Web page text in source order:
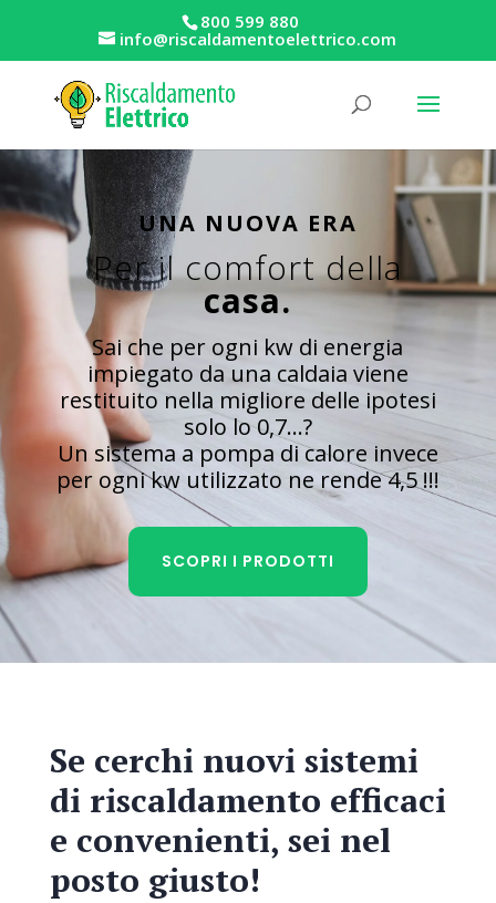
800 599 880
info@riscaldamentoelettrico.com
UNA NUOVA ERA
Per il comfort della
casa.
Sai che per ogni kw di energia
impiegato da una caldaia viene
restituito nella migliore delle ipotesi
solo lo 0,7…?
Un sistema a pompa di calore invece
per ogni kw utilizzato ne rende 4,5 !!!
SCOPRI I PRODOTTI
Se cerchi nuovi sistemi
di riscaldamento efficaci
e convenienti, sei nel
posto giusto!